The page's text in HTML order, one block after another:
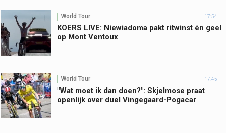
World Tour 17:54
KOERS LIVE: Niewiadoma pakt ritwinst én geel
op Mont Ventoux
World Tour 17:45
"Wat moet ik dan doen?": Skjelmose praat
openlijk over duel Vingegaard-Pogacar